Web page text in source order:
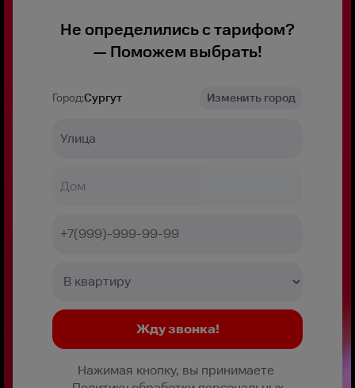
Не определились с тарифом?
— Поможем выбрать!
Город:Сургут Изменить город
Нажимая кнопку, вы принимаете